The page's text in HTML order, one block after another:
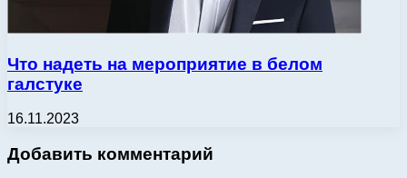
Что надеть на мероприятие в белом
галстуке
16.11.2023
Добавить комментарий